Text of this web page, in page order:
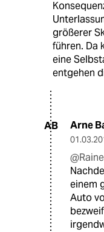
größerer
führen. Da
eine
entgehen
AB Arne
einem
Auto